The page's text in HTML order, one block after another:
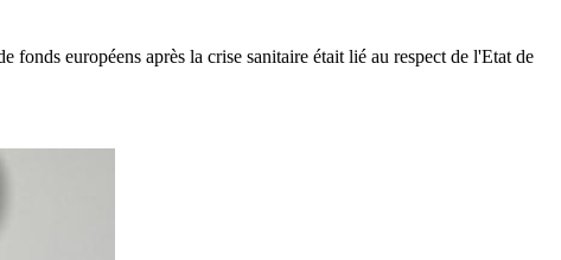
fonds européens après la crise sanitaire était lié au respect de l'Etat de